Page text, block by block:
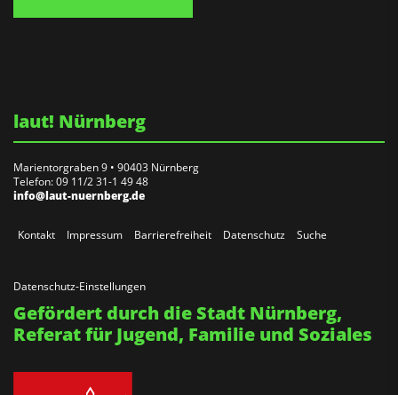
laut! Nürnberg
Marientorgraben 9 • 90403 Nürnberg
Telefon: 09 11/2 31-1 49 48
info@laut-nuernberg.de
Kontakt Impressum Barrierefreiheit Datenschutz Suche
Datenschutz-Einstellungen
Gefördert durch die Stadt Nürnberg,
Referat für Jugend, Familie und Soziales